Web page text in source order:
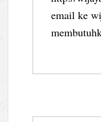
email ke
Post